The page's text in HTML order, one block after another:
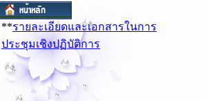
**รายละเอียดและเอกสารในการ
ประชุมเชิงปฏิบัติการ